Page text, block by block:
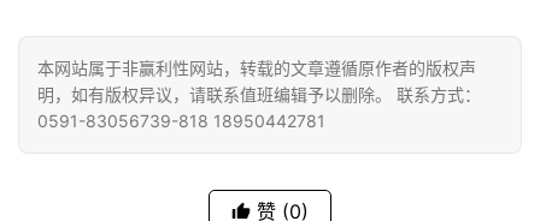
院
巡
礼
视
本网站属于非赢利性网站，转载的文章遵循原作者的版权声
明，如有版权异议，请联系值班编辑予以删除。 联系方式：
0591-83056739-818 18950442781
赞 (0)